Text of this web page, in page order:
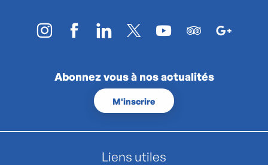
Abonnez vous à nos actualités
M'inscrire
Liens utiles